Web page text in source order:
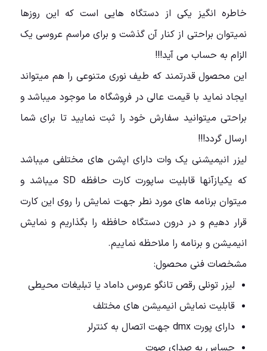
خاطره انگیز یکی از دستگاه هایی است که این روزها
نمیتوان براحتی از کنار آن گذشت و برای مراسم عروسی یک
الزام به حساب می آید!!!
این محصول قدرتمند که طیف نوری متنوعی را هم میتواند
ایجاد نماید با قیمت عالی در فروشگاه ما موجود میباشد و
براحتی میتوانید سفارش خود را ثبت نمایید تا برای شما
ارسال گردد!!!
لیزر انیمیشنی یک وات دارای اپشن های مختلفی میباشد
که یکیازآنها قابلیت ساپورت کارت حافظه SD میباشد و
میتوان برنامه های مورد نطر جهت نمایش را روی این کارت
قرار دهیم و در درون دستگاه حافظه را بگذاریم و نمایش
انیمیشن و برنامه را ملاحظه نماییم.
مشخصات فنی محصول:
لیزر تونلی رقص تانگو عروس داماد یا تبلیغات محیطی
قابلیت نمایش انیمیشن های مختلف
دارای پورت dmx جهت اتصال به کنترلر
حساس به صدای صوت